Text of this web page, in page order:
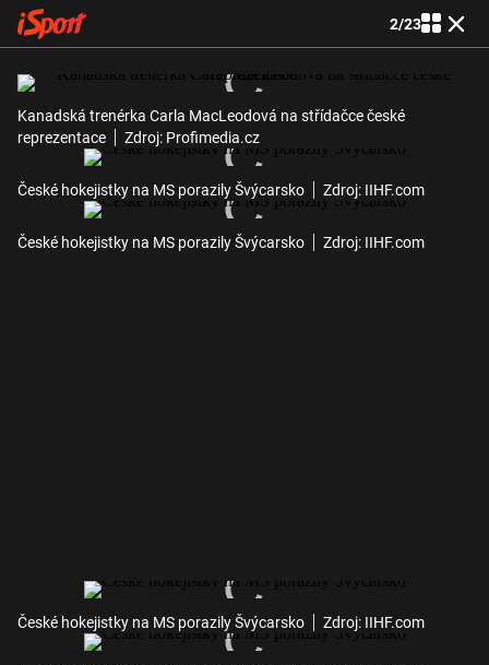
2/23
Kanadská trenérka Carla MacLeodová na střídačce české
reprezentace
Zdroj: Profimedia.cz
České hokejistky na MS porazily Švýcarsko Zdroj: IIHF.com
České hokejistky na MS porazily Švýcarsko Zdroj: IIHF.com
České hokejistky na MS porazily Švýcarsko Zdroj: IIHF.com